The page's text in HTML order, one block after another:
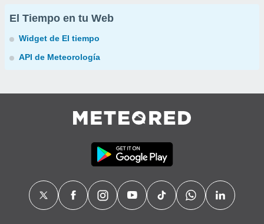
El Tiempo en tu Web
Widget de El tiempo
API de Meteorología